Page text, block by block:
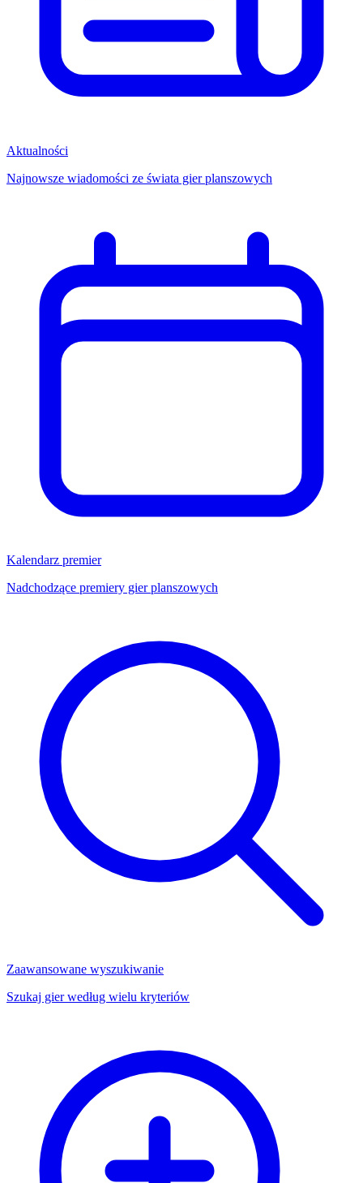
Aktualności
Najnowsze wiadomości ze świata gier planszowych
Kalendarz premier
Nadchodzące premiery gier planszowych
Zaawansowane wyszukiwanie
Szukaj gier według wielu kryteriów